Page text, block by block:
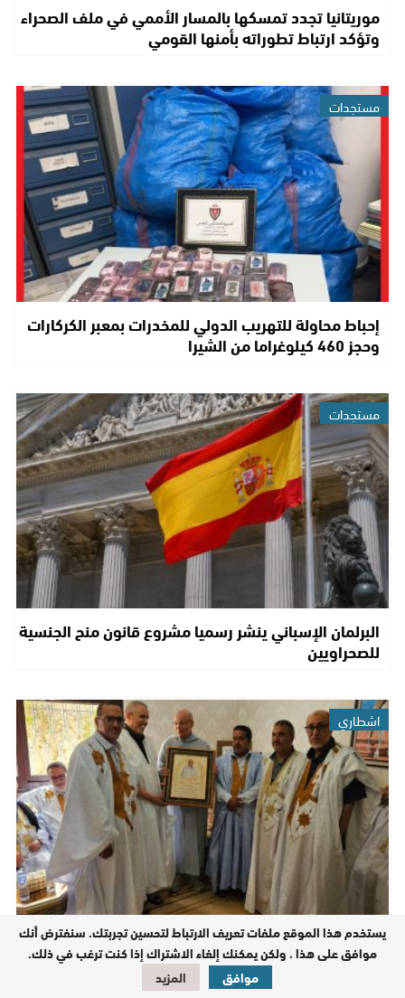
موريتانيا تجدد تمسكها بالمسار الأممي في ملف الصحراء
وتؤكد ارتباط تطوراته بأمنها القومي
مستجدات
إحباط محاولة للتهريب الدولي للمخدرات بمعبر الكركارات
وحجز 460 كيلوغراما من الشيرا
مستجدات
البرلمان الإسباني ينشر رسميا مشروع قانون منح الجنسية
للصحراويين
اشطاري
شيوخ تحديد الهوية يكرمون الحاج مولاي حمدي ولد
الرشيد ويشيدون بجهوده في خدمة الساكنة…
يستخدم هذا الموقع ملفات تعريف الارتباط لتحسين تجربتك. سنفترض أنك
موافق على هذا ، ولكن يمكنك إلغاء الاشتراك إذا كنت ترغب في ذلك.
موافق
المزيد